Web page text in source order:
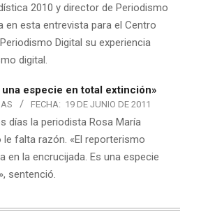
2010 y director de Periodismo
en esta entrevista para el Centro
Digital su experiencia
digital.
especie en total extinción»
FECHA: 19 DE JUNIO DE 2011
días la periodista Rosa María
le falta razón. «El reporterismo
en la encrucijada. Es una especie
sentenció.